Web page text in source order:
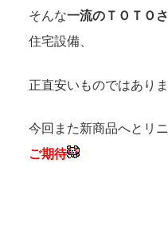
そんな一流のＴＯＴＯ
住宅設備、
正直安いものではあり
今回また新商品へとリ
ご期待